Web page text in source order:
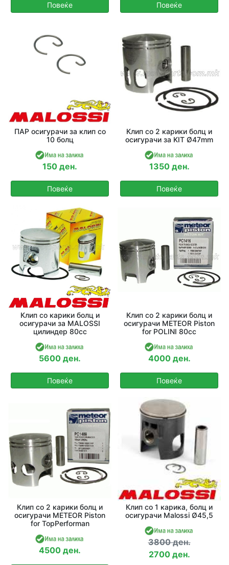
Повеќе Повеќе
ПАР осигурачи за клип со
10 болц
150 ден.
Повеќе
Клип со 2 карики болц и
осигурачи за KIT Ø47mm
1350 ден.
Повеќе
Клип со карики болц и
осигурачи за MALOSSI
цилиндер 80cc
5600 ден.
Повеќе
Клип со 2 карики болц и
осигурачи METEOR Piston
for POLINI 80cc
4000 ден.
Повеќе
Клип со 2 карики болц и
осигурачи METEOR Piston
for TopPerforman
4500 ден.
Клип со 1 карика, болц и
осигурачи Malossi Ø45,5
3800 ден.
2700 ден.